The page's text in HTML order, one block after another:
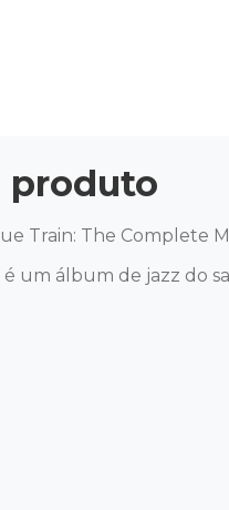
produto
Train: The Complete
é um álbum de jazz do